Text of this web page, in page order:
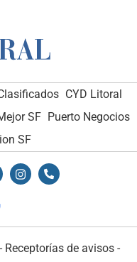
CYD Litoral
SF Puerto Negocios
SF
- Receptorías de avisos -